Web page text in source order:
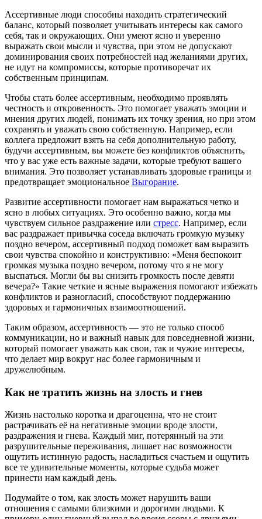
Ассертивные люди способны находить стратегический
баланс, который позволяет учитывать интересы как самого
себя, так и окружающих. Они умеют ясно и уверенно
выражать свои мысли и чувства, при этом не допускают
доминирования своих потребностей над желаниями других,
не идут на компромиссы, которые противоречат их
собственным принципам.
Чтобы стать более ассертивным, необходимо проявлять
честность и откровенность. Это помогает уважать эмоции и
мнения других людей, понимать их точку зрения, но при этом
сохранять и уважать свою собственную. Например, если
коллега предложит взять на себя дополнительную работу,
будучи ассертивным, вы можете без конфликтов объяснить,
что у вас уже есть важные задачи, которые требуют вашего
внимания. Это позволяет устанавливать здоровые границы и
предотвращает эмоциональное Выгорание.
Развитие ассертивности помогает нам выражаться четко и
ясно в любых ситуациях. Это особенно важно, когда мы
чувствуем сильное раздражение или стресс. Например, если
вас раздражает привычка соседа включать громкую музыку
поздно вечером, ассертивный подход поможет вам выразить
свои чувства спокойно и конструктивно: «Меня беспокоит
громкая музыка поздно вечером, потому что я не могу
выспаться. Могли бы вы снизить громкость после девяти
вечера?» Такие четкие и ясные выражения помогают избежать
конфликтов и разногласий, способствуют поддержанию
здоровых и гармоничных взаимоотношений.
Таким образом, ассертивность — это не только способ
коммуникации, но и важный навык для повседневной жизни,
который помогает уважать как свои, так и чужие интересы,
что делает мир вокруг нас более гармоничным и
дружелюбным.
Как не тратить жизнь на злость и гнев
Жизнь настолько коротка и драгоценна, что не стоит
растрачивать её на негативные эмоции вроде злости,
раздражения и гнева. Каждый миг, потерянный на эти
разрушительные переживания, лишает нас возможности
ощутить истинную радость, насладиться счастьем и ощутить
все те удивительные моменты, которые судьба может
принести нам каждый день.
Подумайте о том, как злость может нарушить ваши
отношения с самыми близкими и дорогими людьми. К